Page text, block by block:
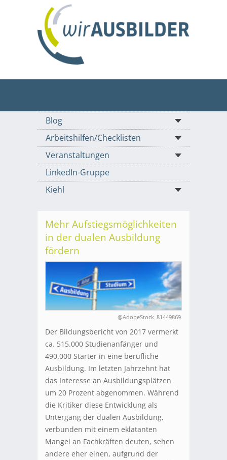
Blog
Arbeitshilfen/Checklisten
Veranstaltungen
LinkedIn-Gruppe
Kiehl
Mehr Aufstiegsmöglichkeiten
in der dualen Ausbildung
fördern
@AdobeStock_81449869
Der Bildungsbericht von 2017 vermerkt
ca. 515.000 Studienanfänger und
490.000 Starter in eine berufliche
Ausbildung. Im letzten Jahrzehnt hat
das Interesse an Ausbildungsplätzen
um 20 Prozent abgenommen. Während
die Kritiker diese Entwicklung als
Untergang der dualen Ausbildung,
verbunden mit einem eklatanten
Mangel an Fachkräften deuten, sehen
andere eher einen, aufgrund der